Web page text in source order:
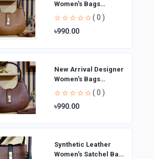
Women′s Bags
Fashion Curved
design Handbags
Shoulder Bag La
( 0 )
৳990.00
New Arrival Designer
Women′s Bags
Fashion Curved
design Handbags
Shoulder Bag La
( 0 )
৳990.00
Synthetic Leather
Women's Satchel Bag